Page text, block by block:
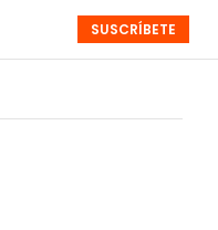
EVENTOS
SUSCRÍBETE